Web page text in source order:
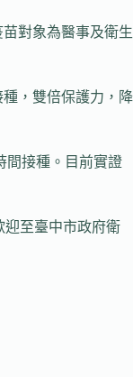
對象為醫事及衛生
，雙倍保護力，降
間接種。目前實證
迎至臺中市政府衛